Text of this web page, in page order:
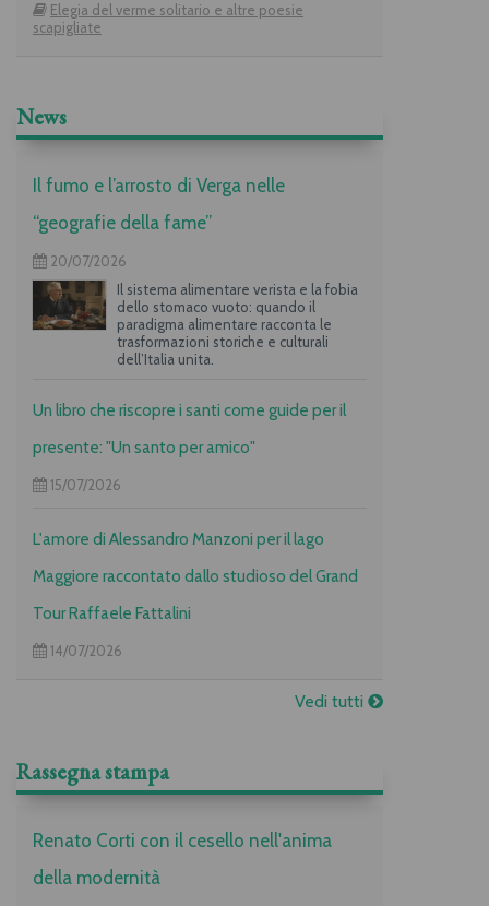
Elegia del verme solitario e altre poesie
scapigliate
News
Il fumo e l’arrosto di Verga nelle
“geografie della fame”
20/07/2026
Il sistema alimentare verista e la fobia
dello stomaco vuoto: quando il
paradigma alimentare racconta le
trasformazioni storiche e culturali
dell’Italia unita.
Un libro che riscopre i santi come guide per il
presente: "Un santo per amico"
15/07/2026
L'amore di Alessandro Manzoni per il lago
Maggiore raccontato dallo studioso del Grand
Tour Raffaele Fattalini
14/07/2026
Vedi tutti
Rassegna stampa
Renato Corti con il cesello nell'anima
della modernità